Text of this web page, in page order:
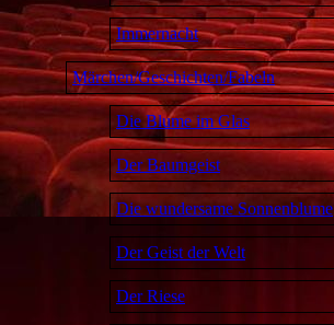
Immernacht
Märchen/Geschichten/Fabeln
Die Blume im Glas
Der Baumgeist
Die wundersame Sonnenblume
Der Geist der Welt
Der Riese